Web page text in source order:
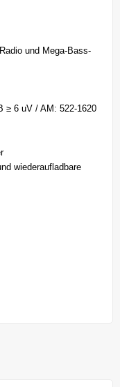
und Mega-Bass-
≥ 6 uV / AM: 522-1620
wiederaufladbare